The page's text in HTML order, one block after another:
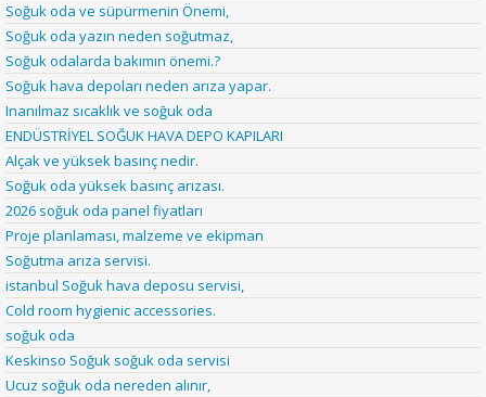
Soğuk oda ve süpürmenin Önemi,
Soğuk oda yazın neden soğutmaz,
Soğuk odalarda bakımın önemi.?
Soğuk hava depoları neden arıza yapar.
Inanılmaz sıcaklık ve soğuk oda
ENDÜSTRİYEL SOĞUK HAVA DEPO KAPILARI
Alçak ve yüksek basınç nedir.
Soğuk oda yüksek basınç arızası.
2026 soğuk oda panel fiyatları
Proje planlaması, malzeme ve ekipman
Soğutma arıza servisi.
istanbul Soğuk hava deposu servisi,
Cold room hygienic accessories.
soğuk oda
Keskinso Soğuk soğuk oda servisi
Ucuz soğuk oda nereden alınır,